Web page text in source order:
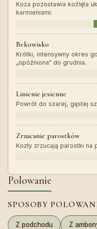
Koza pozostawia koźlęta
karmieniami.
Bekowisko
Krótki, intensywny okres
„opóźniona" do grudnia.
Linienie jesienne
Powrót do szarej, gęstej
Zrzucanie parostków
Kozły zrzucają parostki na
Polowanie
SPOSOBY
Z podchodu Z